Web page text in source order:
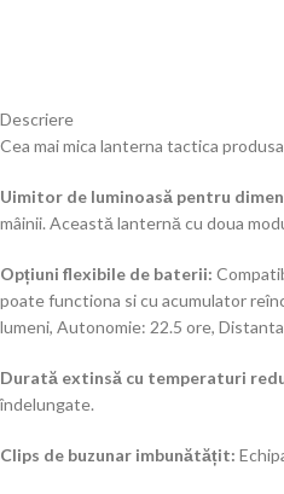
Descriere
Cea mai mica lanterna tactica
Uimitor de luminoasă pentru
mâinii. Această lanternă cu doua
Opțiuni flexibile de baterii:
poate functiona si cu acumulator
lumeni, Autonomie: 22.5 ore,
Durată extinsă cu temperaturi
îndelungate.
Clips de buzunar imbunătățit: